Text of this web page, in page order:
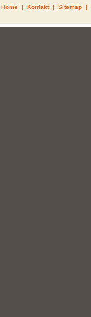
Home | Kontakt | Sitemap |